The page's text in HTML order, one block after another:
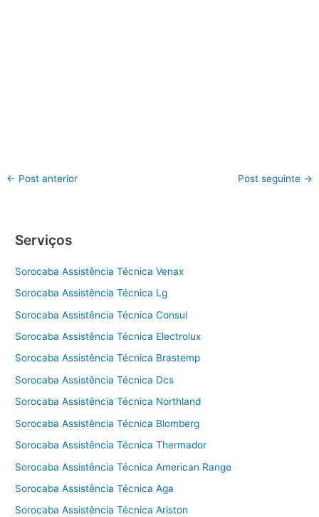
← Post anterior Post seguinte →
Serviços
Sorocaba Assistência Técnica Venax
Sorocaba Assistência Técnica Lg
Sorocaba Assistência Técnica Consul
Sorocaba Assistência Técnica Electrolux
Sorocaba Assistência Técnica Brastemp
Sorocaba Assistência Técnica Dcs
Sorocaba Assistência Técnica Northland
Sorocaba Assistência Técnica Blomberg
Sorocaba Assistência Técnica Thermador
Sorocaba Assistência Técnica American Range
Sorocaba Assistência Técnica Aga
Sorocaba Assistência Técnica Ariston